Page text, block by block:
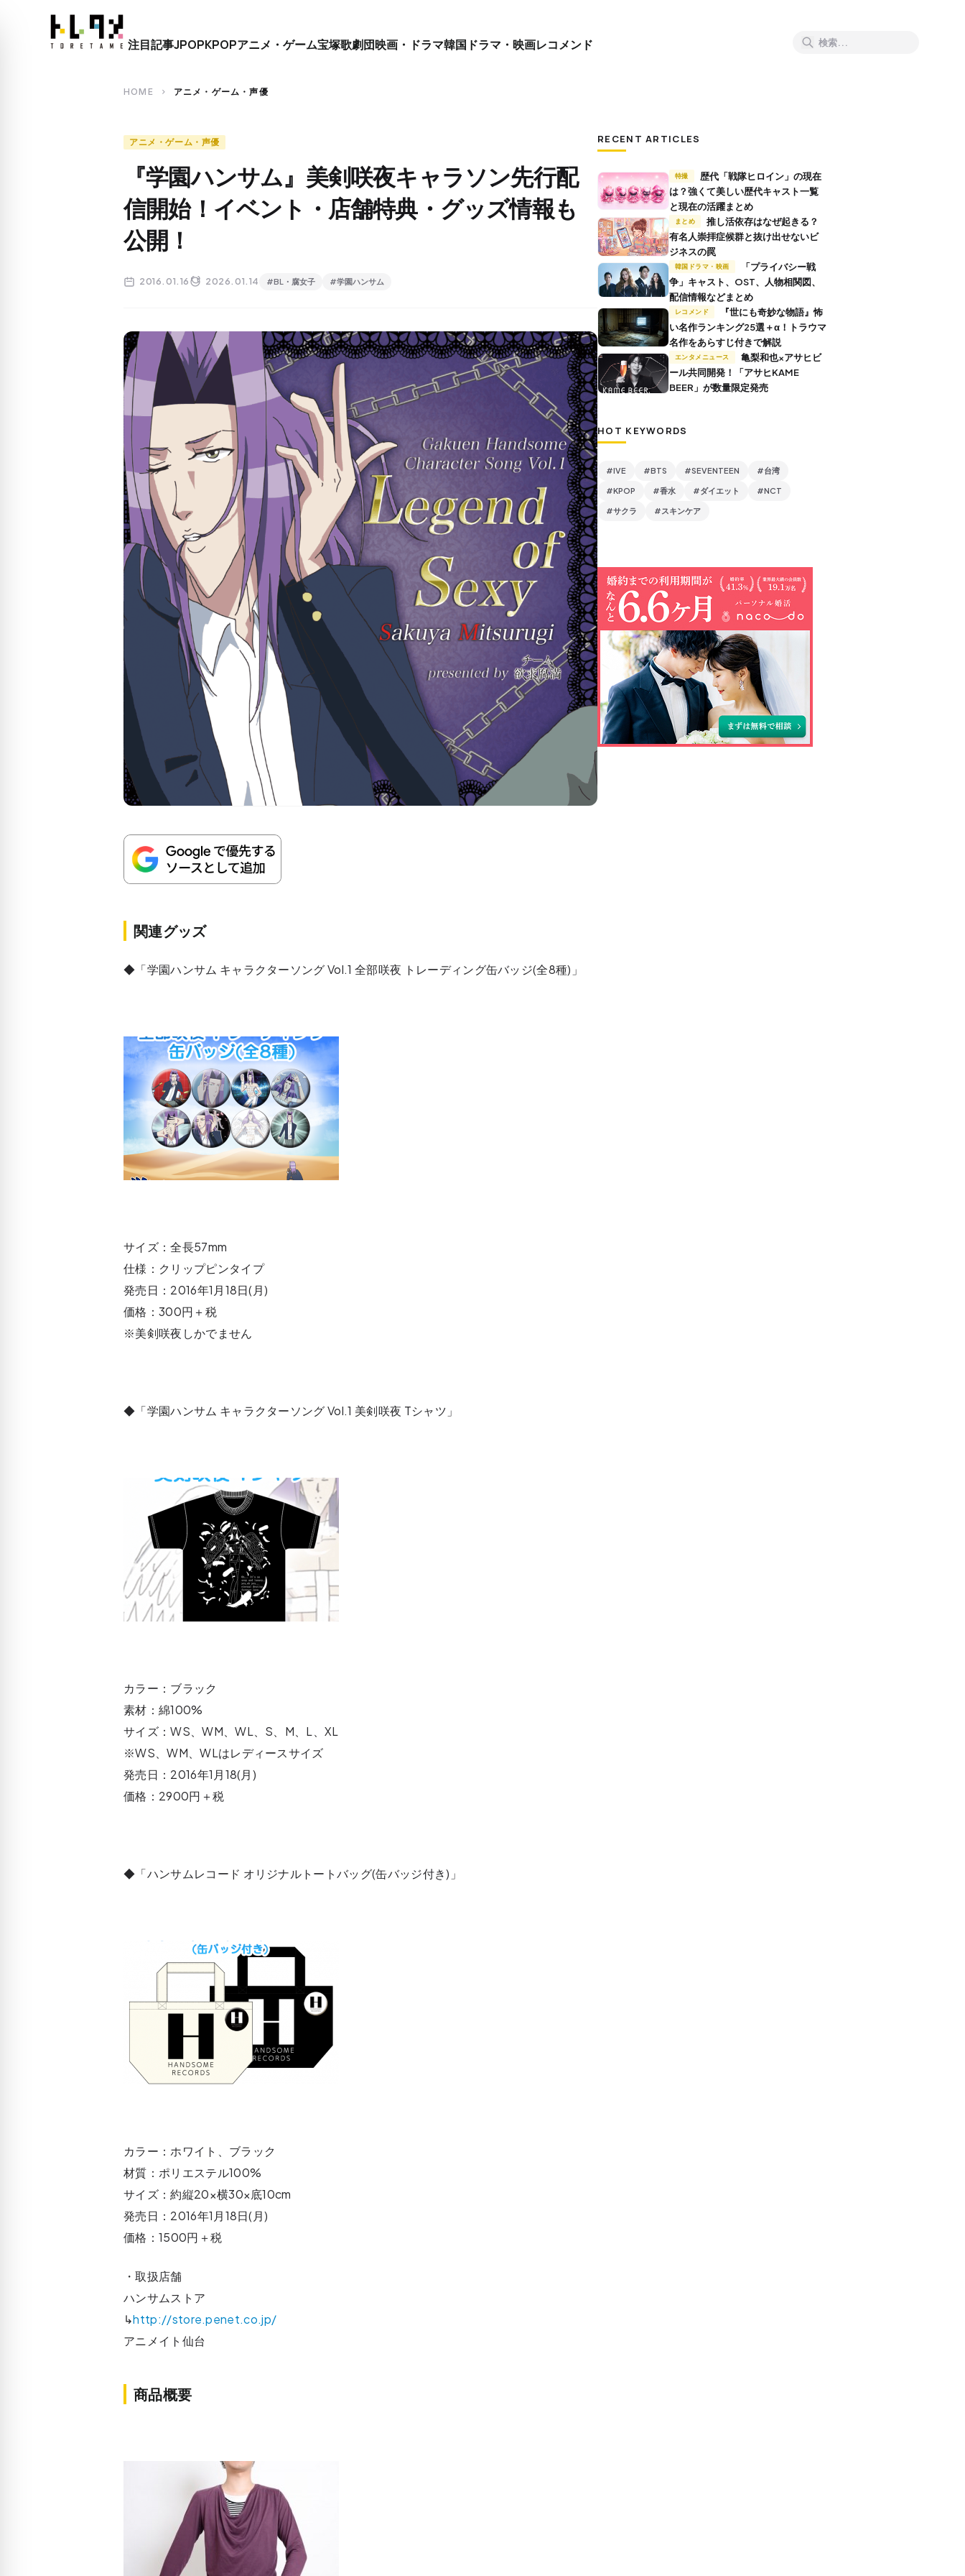
close
注目記事JPOPKPOPアニメ・ゲーム宝塚歌劇団映画・ドラマ韓国ドラマ・映画レコメンド
HOME chevron_right アニメ・ゲーム・声優
アニメ・ゲーム・声優
『学園ハンサム』美剣咲夜キャラソン先行配
信開始！イベント・店舗特典・グッズ情報も
公開！
2016.01.16 2026.01.14 #BL・腐女子 #学園ハンサム
関連グッズ
◆「学園ハンサム キャラクターソング Vol.1 全部咲夜 トレーディング缶バッジ(全8種)」
サイズ：全長57mm
仕様：クリップピンタイプ
発売日：2016年1月18日(月)
価格：300円＋税
※美剣咲夜しかでません
◆「学園ハンサム キャラクターソング Vol.1 美剣咲夜 Tシャツ」
カラー：ブラック
素材：綿100%
サイズ：WS、WM、WL、S、M、L、XL
※WS、WM、WLはレディースサイズ
発売日：2016年1月18(月)
価格：2900円＋税
◆「ハンサムレコード オリジナルトートバッグ(缶バッジ付き)」
カラー：ホワイト、ブラック
材質：ポリエステル100%
サイズ：約縦20×横30×底10cm
発売日：2016年1月18日(月)
価格：1500円＋税
・取扱店舗
ハンサムストア
↳http://store.penet.co.jp/
アニメイト仙台
商品概要
RECENT ARTICLES
特撮
は？強くて美しい歴代キャスト一覧
と現在の活躍まとめ
まとめ
推し活依存はなぜ起きる？
有名人崇拝症候群と抜け出せないビ
ジネスの罠
韓国ドラマ・映画
争」キャスト、OST、人物相関図、
配信情報などまとめ
レコメンド
い名作ランキング25選＋α！トラウマ
名作をあらすじ付きで解説
エンタメニュース
ール共同開発！「アサヒKAME
BEER」が数量限定発売
HOT KEYWORDS
#IVE #BTS #SEVENTEEN #台湾
#KPOP #香水 #ダイエット #NCT
#サクラ #スキンケア